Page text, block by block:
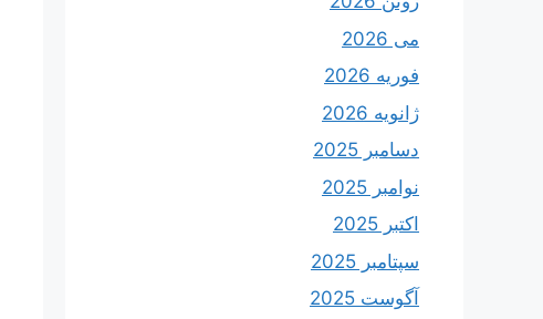
می 2026
فوریه 2026
ژانویه 2026
دسامبر 2025
نوامبر 2025
اکتبر 2025
سپتامبر 2025
آگوست 2025